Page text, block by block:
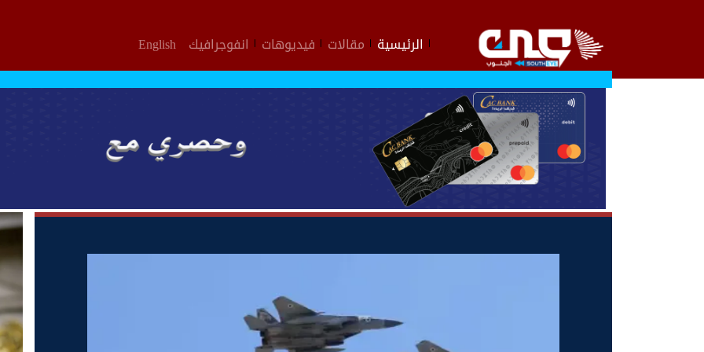
الرئيسية مقالات فيديوهات انفوجرافيك English